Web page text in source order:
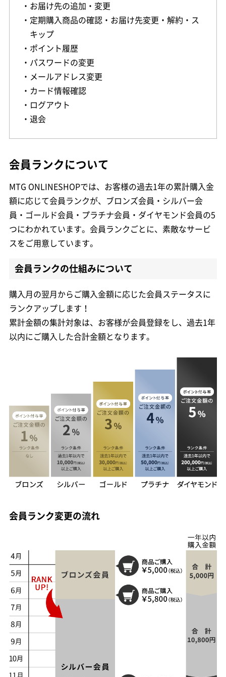
・お届け先の追加・変更
・定期購入商品の確認・お届け先変更・解約・ス
キップ
・ポイント履歴
・パスワードの変更
・メールアドレス変更
・カード情報確認
・ログアウト
・退会
会員ランクについて
MTG ONLINESHOPでは、お客様の過去1年の累計購入金
額に応じて会員ランクが、ブロンズ会員・シルバー会
員・ゴールド会員・プラチナ会員・ダイヤモンド会員の5
つにわかれています。会員ランクごとに、素敵なサービ
スをご用意しています。
会員ランクの仕組みについて
購入月の翌月からご購入金額に応じた会員ステータスに
ランクアップします！
累計金額の集計対象は、お客様が会員登録をし、過去1年
以内にご購入した合計金額となります。
会員ランク変更の流れ